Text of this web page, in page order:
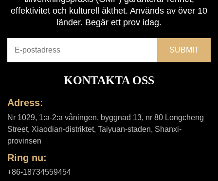
effektivitet och kulturell äkthet. Används av över 10
länder. Begär ett prov idag.
KONTAKTA OSS
Adress:
Nr 1029, 1:a-2:a våningen, byggnad 13, nr 80 Longcheng
Street, Xiaodian-distriktet, Taiyuan-staden, Shanxi-
provinsen
Ring nu:
+86-18734559454